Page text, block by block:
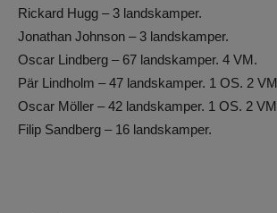
Rickard Hugg – 3 landskamper.
Jonathan Johnson – 3 landskamper.
Oscar Lindberg – 67 landskamper. 4 VM.
Pär Lindholm – 47 landskamper. 1 OS. 2
Oscar Möller – 42 landskamper. 1 OS. 2
Filip Sandberg – 16 landskamper.